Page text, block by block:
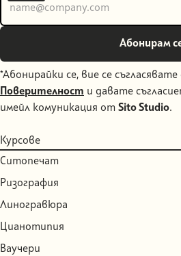
*Абонирайки се, вие се
Поверителност и давате
имейл комуникация от Sito Studio.
Курсове
Ситопечат
Ризография
Линогравюра
Цианотипия
Ваучери